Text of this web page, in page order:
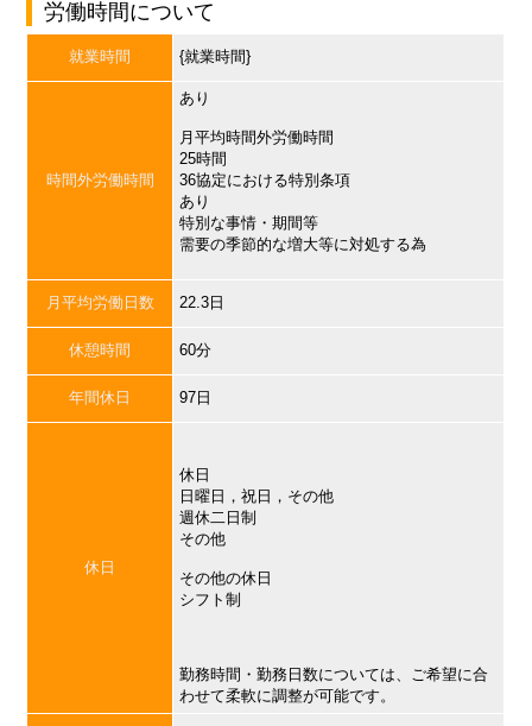
労働時間について
就業時間 {就業時間}
時間外労働時間
あり
月平均時間外労働時間
25時間
36協定における特別条項
あり
特別な事情・期間等
需要の季節的な増大等に対処する為
月平均労働日数 22.3日
休憩時間 60分
年間休日 97日
休日
休日
日曜日，祝日，その他
週休二日制
その他
その他の休日
シフト制
勤務時間・勤務日数については、ご希望に合
わせて柔軟に調整が可能です。